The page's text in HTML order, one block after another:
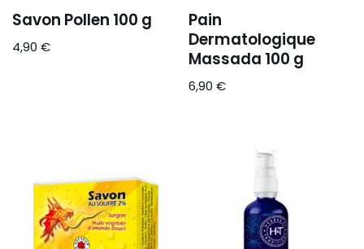
Savon Pollen 100 g
4,90 €
Pain
Dermatologique
Massada 100 g
6,90€